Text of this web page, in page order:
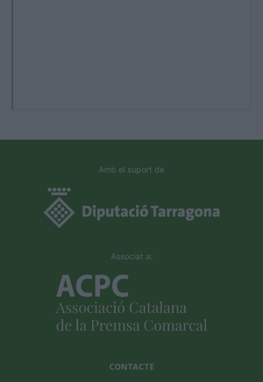
Amb el suport de
Associat a:
CONTACTE